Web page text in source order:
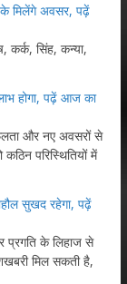
मिलेंगे अवसर, पढ़ें
कर्क, सिंह, कन्या,
होगा, पढ़ें आज का
और नए अवसरों से
परिस्थितियों में
सुखद रहेगा, पढ़ें
प्रगति के लिहाज से
मिल सकती है,